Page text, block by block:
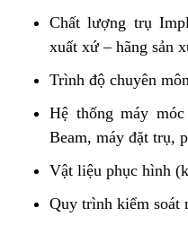
Chất lượng trụ
xuất xứ – hãng sản
Trình độ chuyên
Hệ thống máy
Beam, máy đặt trụ,
Vật liệu phục hình
Quy trình kiểm soát